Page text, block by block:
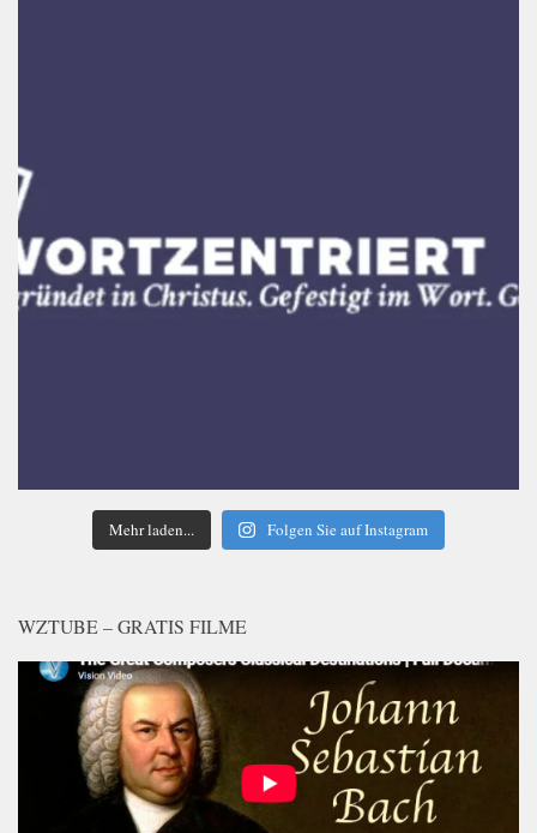
Mehr laden... Folgen Sie auf Instagram
WZTUBE – GRATIS FILME